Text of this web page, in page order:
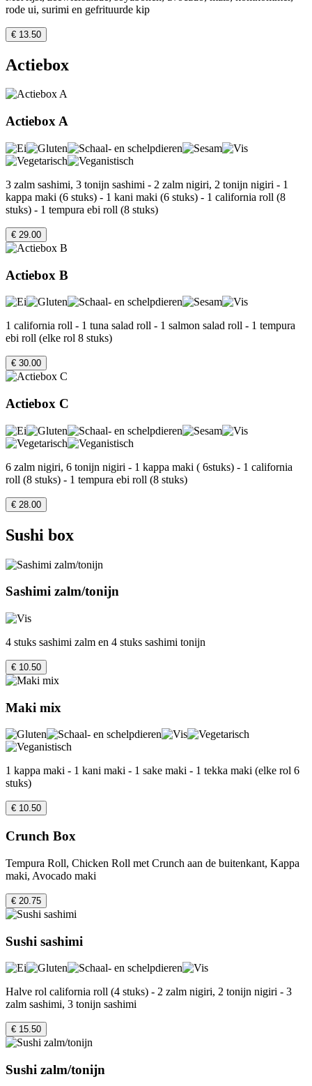
rode ui, surimi en gefrituurde kip
€ 13.50
Actiebox
Actiebox A
3 zalm sashimi, 3 tonijn sashimi - 2 zalm nigiri, 2 tonijn nigiri - 1
kappa maki (6 stuks) - 1 kani maki (6 stuks) - 1 california roll (8
stuks) - 1 tempura ebi roll (8 stuks)
€ 29.00
Actiebox B
1 california roll - 1 tuna salad roll - 1 salmon salad roll - 1 tempura
ebi roll (elke rol 8 stuks)
€ 30.00
Actiebox C
6 zalm nigiri, 6 tonijn nigiri - 1 kappa maki ( 6stuks) - 1 california
roll (8 stuks) - 1 tempura ebi roll (8 stuks)
€ 28.00
Sushi box
Sashimi zalm/tonijn
4 stuks sashimi zalm en 4 stuks sashimi tonijn
€ 10.50
Maki mix
1 kappa maki - 1 kani maki - 1 sake maki - 1 tekka maki (elke rol 6
stuks)
€ 10.50
Crunch Box
Tempura Roll, Chicken Roll met Crunch aan de buitenkant, Kappa
maki, Avocado maki
€ 20.75
Sushi sashimi
Halve rol california roll (4 stuks) - 2 zalm nigiri, 2 tonijn nigiri - 3
zalm sashimi, 3 tonijn sashimi
€ 15.50
Sushi zalm/tonijn